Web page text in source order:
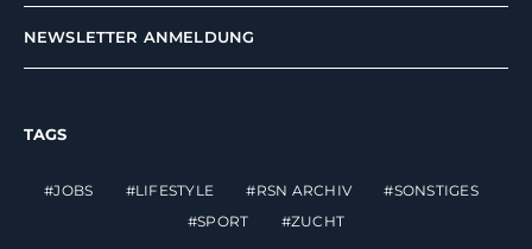
NEWSLETTER ANMELDUNG
TAGS
JOBS LIFESTYLE RSN ARCHIV
SONSTIGES
SPORT
ZUCHT